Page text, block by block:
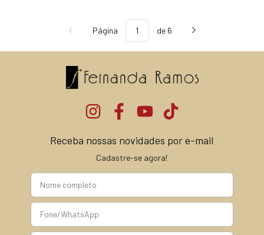
Página de 6
Receba nossas novidades por e-mail
Cadastre-se agora!